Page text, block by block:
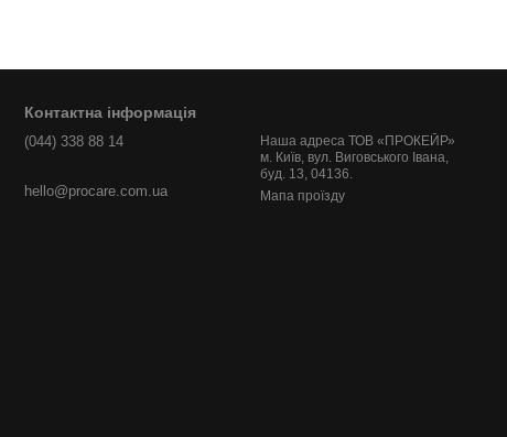
Контактна інформація
(044) 338 88 14
hello@procare.com.ua
Наша адреса ТОВ «ПРОКЕЙР»
м. Київ, вул. Виговського Івана,
буд. 13, 04136.
Мапа проїзду